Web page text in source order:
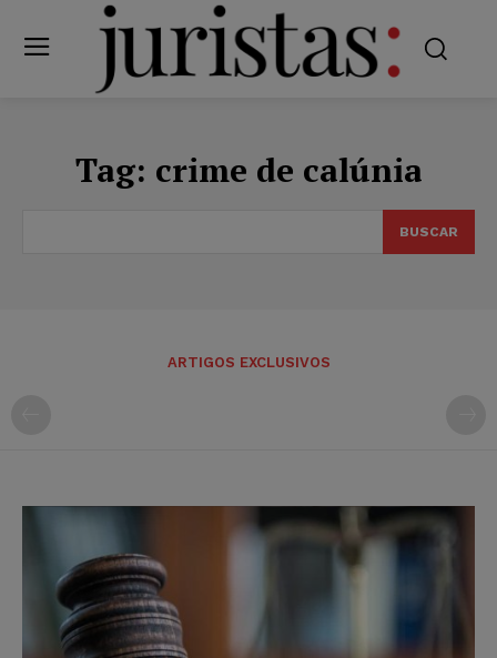
Tag: crime de calúnia
BUSCAR
ARTIGOS EXCLUSIVOS